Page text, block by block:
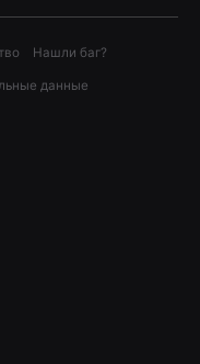
Нашли баг?
данные